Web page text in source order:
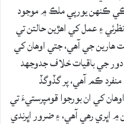
ڪنهن يورپي ملڪ ۾ موجود
۽ عمل کي اهڙين حالتن تي
هارين جي آهي، جتي اوهان کي
دور جي باقيات خلاف جدوجهد
ڪم آهي، پر گڏوگڏ
کي ان بورجوا قومپرستيءَ تي
۾ اڀري رهي آهي، ۽ ضرور اڀرندي